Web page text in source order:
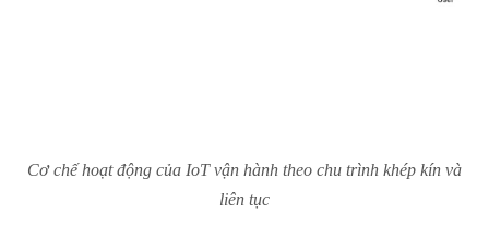
Cơ chế hoạt động của IoT vận hành theo chu trình khép kín và
liên tục